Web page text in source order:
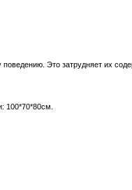
Это затрудняет их
100*70*80см.